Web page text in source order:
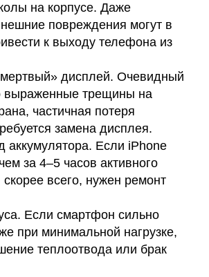
на корпусе. Даже
повреждения могут в
к выходу телефона из
дисплей. Очевидный
выраженные трещины на
частичная потеря
замена дисплея.
аккумулятора. Если iPhone
за 4–5 часов активного
всего, нужен ремонт
Если смартфон сильно
при минимальной нагрузке,
теплоотвода или брак